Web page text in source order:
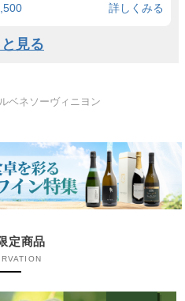
詳しくみる
見る
ベネソーヴィニヨン
定商品